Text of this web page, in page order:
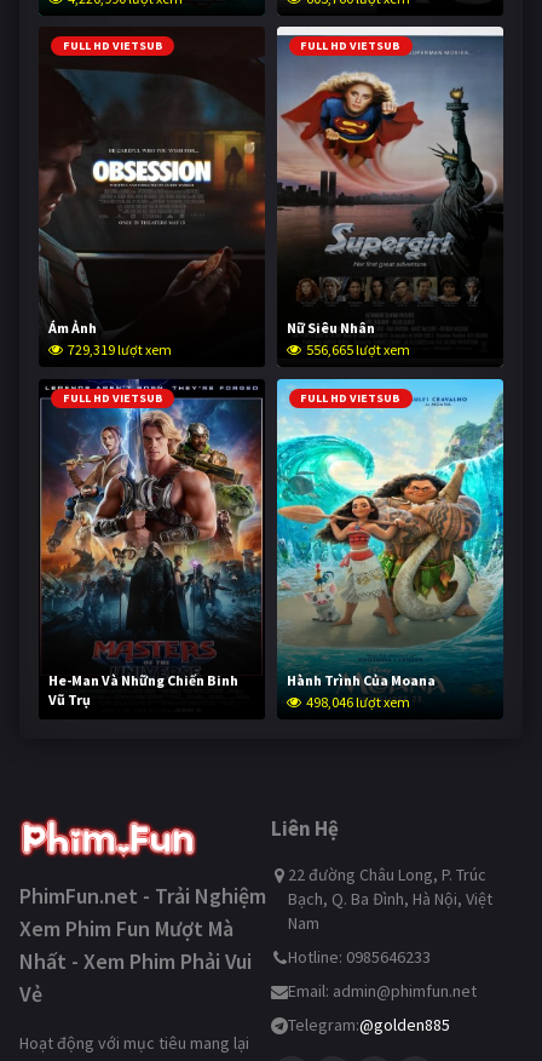
FULL HD VIETSUB
Ám Ảnh
729,319 lượt xem
FULL HD VIETSUB
Nữ Siêu Nhân
556,665 lượt xem
FULL HD VIETSUB
He-Man Và Những Chiến Binh
Vũ Trụ
247,518 lượt xem
FULL HD VIETSUB
Hành Trình Của Moana
498,046 lượt xem
PhimFun.net - Trải Nghiệm
Xem Phim Fun Mượt Mà
Nhất - Xem Phim Phải Vui
Vẻ
Hoạt động với mục tiêu mang lại
Liên Hệ
22 đường Châu Long, P. Trúc
Bạch, Q. Ba Đình, Hà Nội, Việt
Nam
Hotline: 0985646233
Email: admin@phimfun.net
Telegram:@golden885